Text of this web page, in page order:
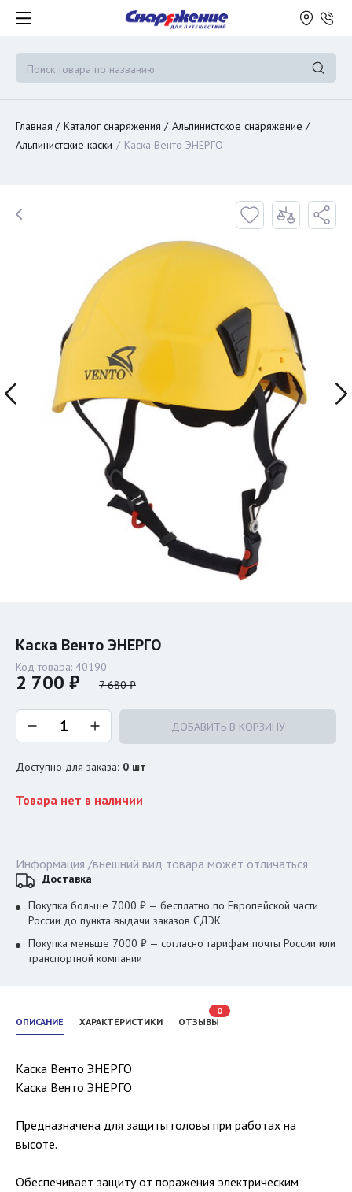
Главная Каталог снаряжения
Альпинистское снаряжение
Альпинистские каски
Каска Венто ЭНЕРГО
Каска Венто ЭНЕРГО
Код товара: 40190
2 700 ₽ 7 680 ₽
ДОБАВИТЬ В КОРЗИНУ
Доступно для заказа: 0 шт
Товара нет в наличии
ОПИСАНИЕ ХАРАКТЕРИСТИКИ ОТЗЫВЫ
0
Каска Венто ЭНЕРГО
Каска Венто ЭНЕРГО
Предназначена для защиты головы при работах на
высоте.
Обеспечивает защиту от поражения электрическим
Информация /внешний вид товара может отличаться
Доставка
Покупка больше 7000 ₽ — бесплатно по Европейской части
России до пункта выдачи заказов СДЭК.
Покупка меньше 7000 ₽ — согласно тарифам почты России или
транспортной компании